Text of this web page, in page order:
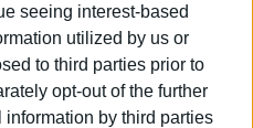
seeing interest-based
utilized by us or
to third parties prior to
opt-out of the further
by third parties
στο e-paper